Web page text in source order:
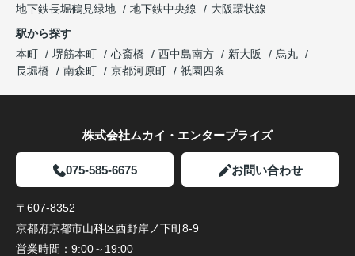
地下鉄長堀鶴見緑地
地下鉄中央線
大阪環状線
駅から探す
本町
堺筋本町 心斎橋 西中島南方 新大阪
烏丸
長堀橋
南森町 京都河原町 祇園四条
株式会社ムカイ・エンタープライズ
075-585-6675 お問い合わせ
〒607-8352
京都府京都市山科区西野岸ノ下町8-9
営業時間： 9:00～19:00